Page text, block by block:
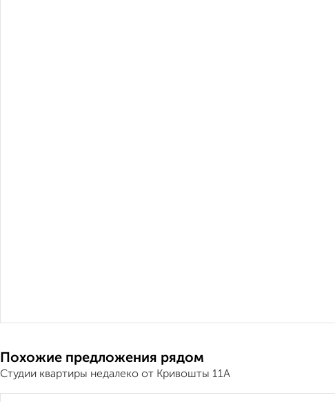
Похожие предложения рядом
Студии квартиры недалеко от Кривошты 11А